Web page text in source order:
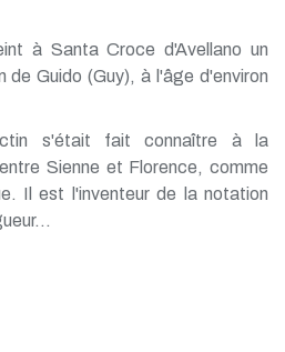
à Santa Croce d'Avellano un
de Guido (Guy), à l'âge d'environ
s'était fait connaître à la
Sienne et Florence, comme
Il est l'inventeur de la notation